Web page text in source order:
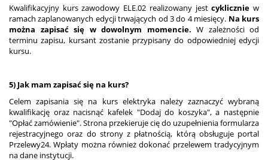
Kwalifikacyjny kurs zawodowy ELE.02 realizowany jestcykliczniew
ramach zaplanowanych edycji trwających od 3 do 4 miesięcy. Na kurs
można zapisać się w dowolnym momencie. W zależności od
terminu zapisu, kursant zostanie przypisany do odpowiedniej edycji
kursu.
5) Jak mam zapisać się na kurs?
Celem zapisania się na kurs elektryka należy zaznaczyć wybraną
kwalifikację oraz nacisnąć kafelek "Dodaj do koszyka", a następnie
"Opłać zamówienie". Strona przekieruje cię do uzupełnienia formularza
rejestracyjnego oraz do strony z płatnością, którą obsługuje portal
Przelewy24. Wpłaty można również dokonać przelewem tradycyjnym
na dane instytucji.